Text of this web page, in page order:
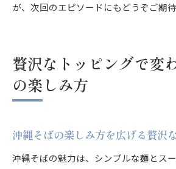
が、次回のエピソードにもどうぞご期待
贅沢なトッピングで変
の楽しみ方
沖縄そばの楽しみ方を広げる贅沢
沖縄そばの魅力は、シンプルな麺とス